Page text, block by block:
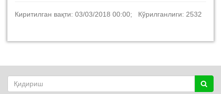
Киритилган вақти: 03/03/2018 00:00; Кўрилганлиги: 2532